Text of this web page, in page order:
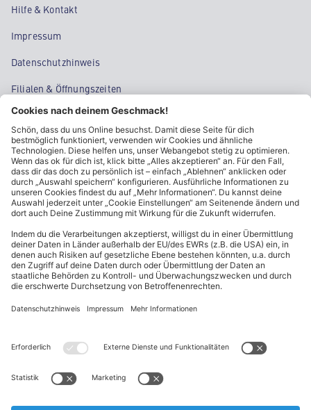
Hilfe & Kontakt
Impressum
Datenschutzhinweis
Filialen & Öffnungszeiten
Kontakt
Cookie-Einstellungen
Kundeninformationen
ALDI Nord folgen
* Wir bitten um Beachtung, dass diese Aktionsartikel im
begrenzter Anzahl zur Verfügung stehen. Sie können daher schon